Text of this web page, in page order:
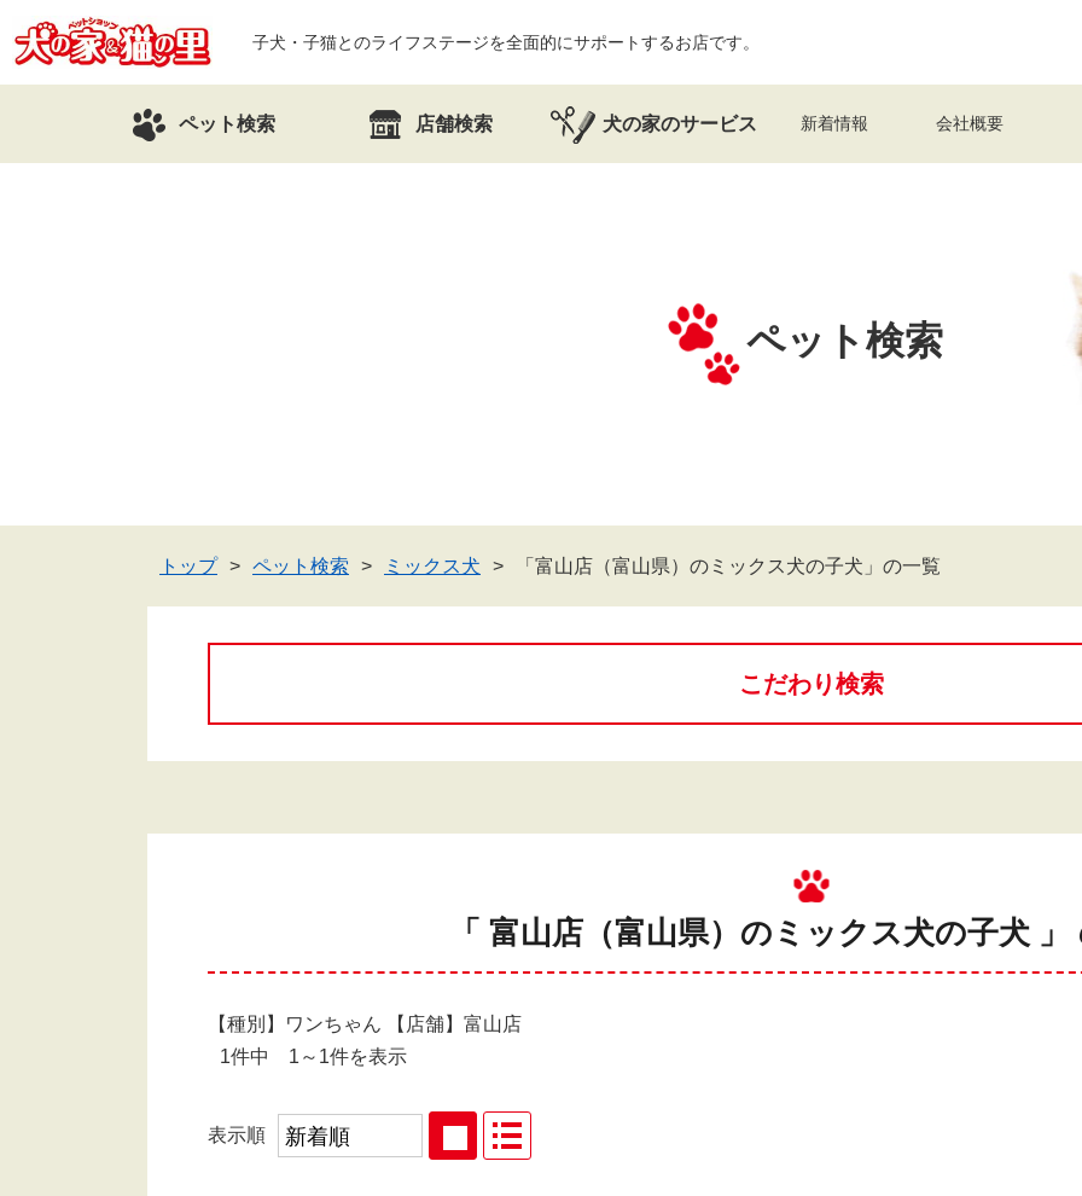
子犬・子猫とのライフステージを全面的にサポートするお店です。
ペット検索 店舗検索 犬の家のサービス 新着情報 会社概要
ペット検索
トップ ペット検索 ミックス犬 「富山店（富山県）のミックス犬の子犬」の一覧
こだわり検索
「 富山店（富山県）のミックス犬の子犬 」
【種別】ワンちゃん 【店舗】富山店
1件中 1～1件を表示
表示順